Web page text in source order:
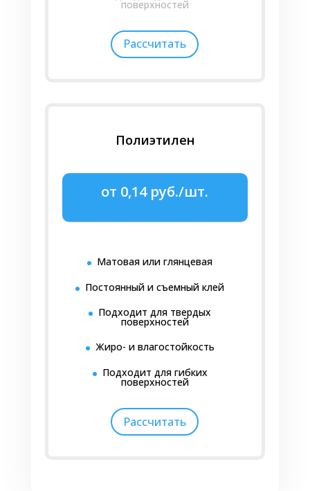
поверхностей
Рассчитать
Полиэтилен
от 0,14 руб./шт.
Матовая или глянцевая
Постоянный и съемный клей
Подходит для твердых
поверхностей
Жиро- и влагостойкость
Подходит для гибких
поверхностей
Рассчитать